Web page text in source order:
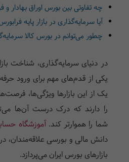
چه تفاوتی بین بورس اوراق بهادار و
آیا سرمایه‌گذاری در بازار پایه
چطور می‌توانم در بورس کالا
در دنیای سرمایه‌گذاری، شناخت
یکی از قدم‌های مهم برای ورود
یک از این بازارها ویژگی‌ها،
را دارند که درک درست آن‌ها
شما را هموارتر کند.آموزشگاه
دانش مالی و بورسی علاقه‌مندان،
بازارهای بورس ایران می‌پردازد.